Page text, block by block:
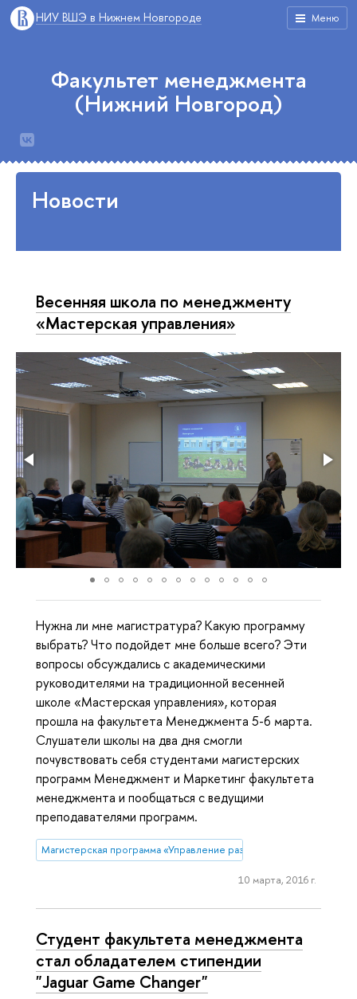
Меню
НИУ ВШЭ в Нижнем Новгороде
Факультет менеджмента
(Нижний Новгород)
Новости
Весенняя школа по менеджменту
«Мастерская управления»
Нужна ли мне магистратура? Какую программу
выбрать? Что подойдет мне больше всего? Эти
вопросы обсуждались с академическими
руководителями на традиционной весенней
школе «Мастерская управления», которая
прошла на факультета Менеджмента 5-6 марта.
Слушатели школы на два дня смогли
почувствовать себя студентами магистерских
программ Менеджмент и Маркетинг факультета
менеджмента и пообщаться с ведущими
преподавателями программ.
Магистерская программа «Управление развитием компании»
10 марта, 2016 г.
Студент факультета менеджмента
стал обладателем стипендии
"Jaguar Game Changer"